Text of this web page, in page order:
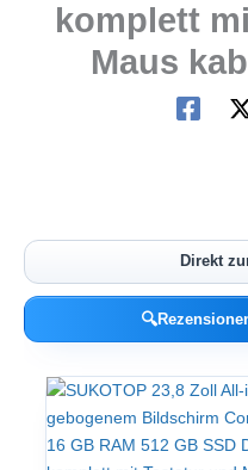
komplett
Maus
Direkt
🔍